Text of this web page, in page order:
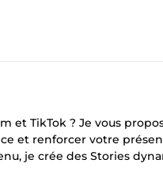
et TikTok ? Je vous
et renforcer votre
je crée des Stories